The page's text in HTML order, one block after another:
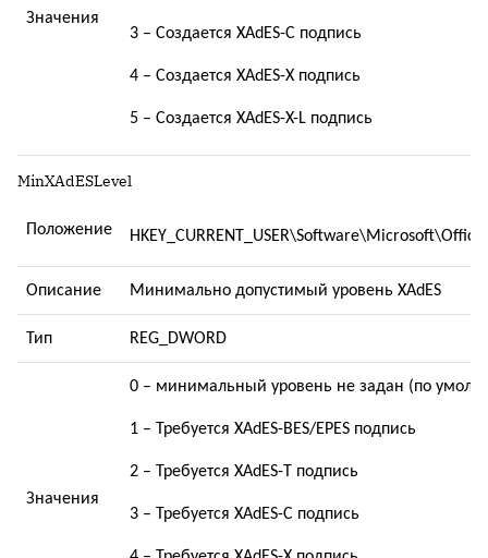
Значения
3 – Создается XAdES-C подпись
4 – Создается XAdES-X подпись
5 – Создается XAdES-X-L подпись
MinXAdESLevel
Положение
Описание Минимально допустимый уровень XAdES
Тип REG_DWORD
Значения
0 – минимальный уровень не задан (по
1 – Требуется XAdES-BES/EPES подпись
2 – Требуется XAdES-T подпись
3 – Требуется XAdES-C подпись